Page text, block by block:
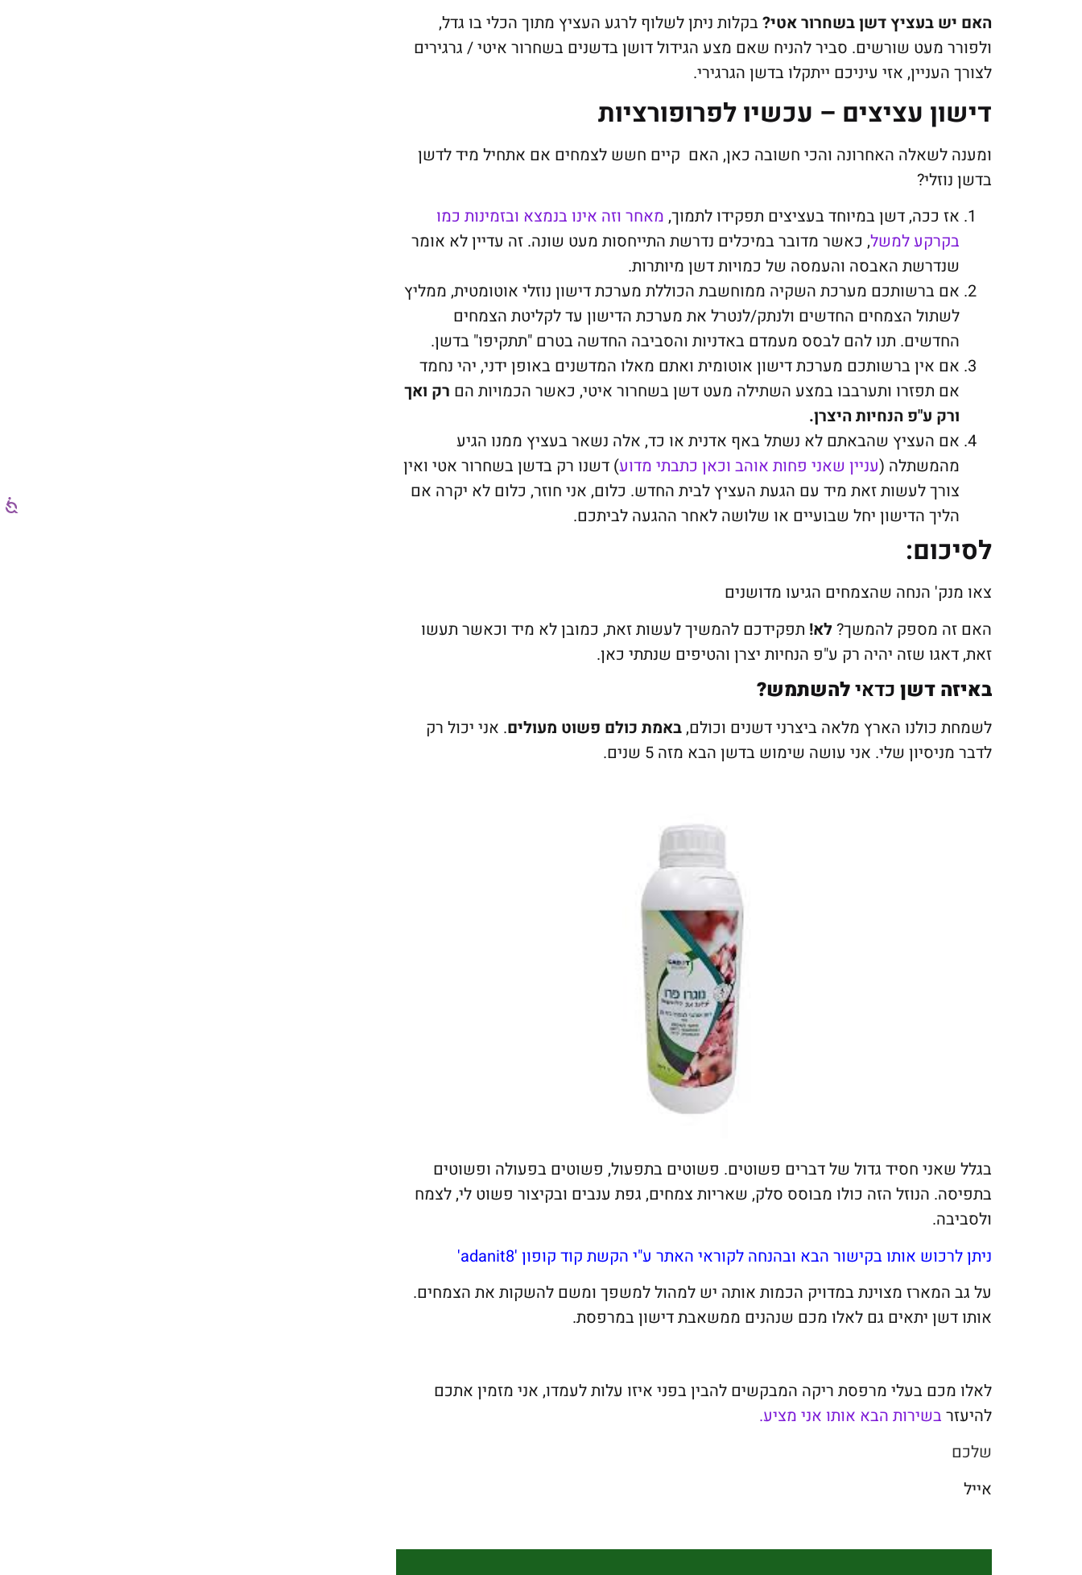
האם יש בעציץ דשן בשחרור אטי? בקלות ניתן לשלוף לרגע העציץ מתוך הכלי בו גדל,
ולפורר מעט שורשים. סביר להניח שאם מצע הגידול דושן בדשנים בשחרור איטי / גרגירים
לצורך העניין, אזי עיניכם ייתקלו בדשן הגרגירי.
דישון עציצים – עכשיו לפרופורציות
ומענה לשאלה האחרונה והכי חשובה כאן, האם קיים חשש לצמחים אם אתחיל מיד לדשן
בדשן נוזלי?
אז ככה, דשן במיוחד בעציצים תפקידו לתמוך, מאחר וזה אינו בנמצא ובזמינות כמו
בקרקע למשל, כאשר מדובר במיכלים נדרשת התייחסות מעט שונה. זה עדיין לא אומר
שנדרשת האבסה והעמסה של כמויות דשן מיותרות.
אם ברשותכם מערכת השקיה ממוחשבת הכוללת מערכת דישון נוזלי אוטומטית, ממליץ
לשתול הצמחים החדשים ולנתק/לנטרל את מערכת הדישון עד לקליטת הצמחים
החדשים. תנו להם לבסס מעמדם באדניות והסביבה החדשה בטרם "תתקיפו" בדשן.
אם אין ברשותכם מערכת דישון אוטומית ואתם מאלו המדשנים באופן ידני, יהי נחמד
אם תפזרו ותערבבו במצע השתילה מעט דשן בשחרור איטי, כאשר הכמויות הם רק ואך
ורק ע"פ הנחיות היצרן.
אם העציץ שהבאתם לא נשתל באף אדנית או כד, אלה נשאר בעציץ ממנו הגיע
מהמשתלה (עניין שאני פחות אוהב וכאן כתבתי מדוע) דשנו רק בדשן בשחרור אטי ואין
צורך לעשות זאת מיד עם הגעת העציץ לבית החדש. כלום, אני חוזר, כלום לא יקרה אם
הליך הדישון יחל שבועיים או שלושה לאחר ההגעה לביתכם.
לסיכום:
צאו מנק' הנחה שהצמחים הגיעו מדושנים
האם זה מספק להמשך?לא! תפקידכם להמשיך לעשות זאת, כמובן לא מיד וכאשר תעשו
זאת, דאגו שזה יהיה רק ע"פ הנחיות יצרן והטיפים שנתתי כאן.
באיזה דשן כדאילהשתמש?
לשמחת כולנו הארץ מלאה ביצרני דשנים וכולם,באמת כולם פשוט מעולים. אני יכול רק
לדבר מניסיון שלי. אני עושה שימוש בדשן הבא מזה 5 שנים.
בגלל שאני חסיד גדול של דברים פשוטים. פשוטים בתפעול, פשוטים בפעולה ופשוטים
בתפיסה. הנוזל הזה כולו מבוסס סלק, שאריות צמחים, גפת ענבים ובקיצור פשוט לי, לצמח
ולסביבה.
ניתן לרכוש אותו בקישור הבא ובהנחה לקוראי האתר ע"י הקשת קוד קופון 'adanit8'
על גב המארז מצוינת במדויק הכמות אותה יש למהול למשפך ומשם להשקות את הצמחים.
אותו דשן יתאים גם לאלו מכם שנהנים ממשאבת דישון במרפסת.
לאלו מכם בעלי מרפסת ריקה המבקשים להבין בפני איזו עלות לעמדו, אני מזמין אתכם
להיעזר בשירות הבא אותו אני מציע.
שלכם
אייל